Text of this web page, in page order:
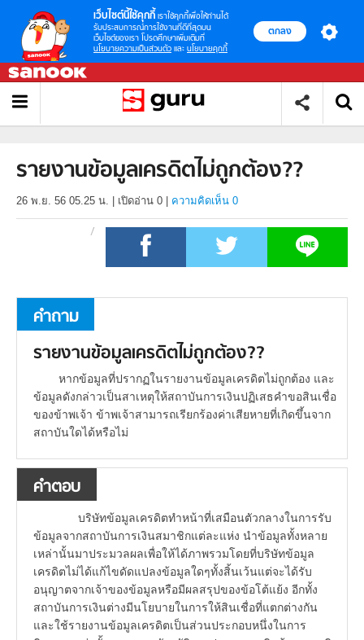
เว็บไซต์นี้ใช้คุกกี้ เราใช้คุกกี้เพื่อให้ท่านได้
รับประสบการณ์การใช้งานที่ดีที่สุดบน
เว็บไซต์ของเรา โปรดศึกษาเพิ่มเติมที่
นโยบายความเป็นส่วนตัว และ นโยบายคุกกี้
ตกลง
รายงานข้อมูลเครดิตไม่ถูกต้อง??
26 พ.ย. 56 05.25 น. เปิดอ่าน 0 ความคิดเห็น 0
คำถาม
รายงานข้อมูลเครดิตไม่ถูกต้อง??
หากข้อมูลที่ปรากฏในรายงานข้อมูลเครดิตไม่ถูกต้อง และ
ข้อมูลดังกล่าวเป็นสาเหตุให้สถาบันการเงินปฏิเสธคำขอสินเชื่อ
ของข้าพเจ้า ข้าพเจ้าสามารถเรียกร้องค่าเสียหายที่เกิดขึ้นจาก
สถาบันใดได้หรือไม่
คำตอบ
บริษัทข้อมูลเครดิตทำหน้าที่เสมือนตัวกลางในการรับ
ข้อมูลจากสถาบันการเงินสมาชิกแต่ละแห่ง นำข้อมูลทั้งหลาย
เหล่านั้นมาประมวลผลเพื่อให้ได้ภาพรวมโดยที่บริษัทข้อมูล
เครดิตไม่ได้แก้ไขดัดแปลงข้อมูลใดๆทั้งสิ้นเว้นแต่จะได้รับ
อนุญาตจากเจ้าของข้อมูลหรือมีผลสรุปของข้อโต้แย้ง อีกทั้ง
สถาบันการเงินต่างมีนโยบายในการให้สินเชื่อที่แตกต่างกัน
และใช้รายงานข้อมูลเครดิตเป็นส่วนประกอบหนึ่งในการ